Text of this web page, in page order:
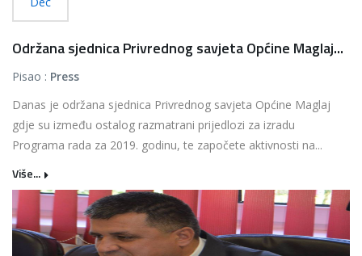
Održana sjednica Privrednog savjeta Općine Maglaj...
Pisao : Press
Danas je održana sjednica Privrednog savjeta Općine Maglaj
gdje su između ostalog razmatrani prijedlozi za izradu
Programa rada za 2019. godinu, te započete aktivnosti na...
Više...